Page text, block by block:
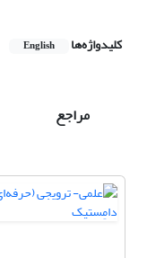
کلیدواژه‌ها English
مراجع